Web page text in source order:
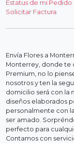
Estatus de mi Pedido
Solicitar Factura
Envía Flores a
Monterrey, donde te
Premium, no lo
nosotros y ten la
domicilio será con la
diseños elaborados
personalmente con
ser amado.
perfecto para
Contamos con